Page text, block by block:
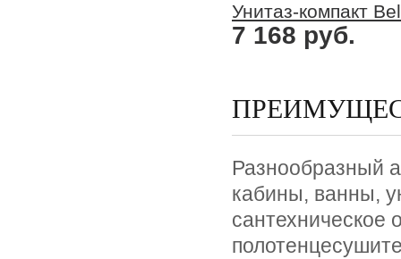
Унитаз-компакт
7 168 руб.
Разнообразный
кабины, ванны,
сантехническое